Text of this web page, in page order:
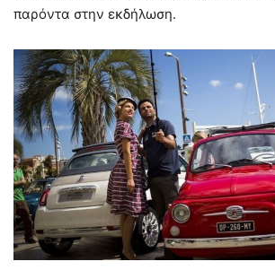
παρόντα στην εκδήλωση.